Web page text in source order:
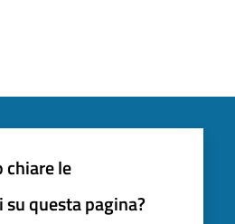
chiare le
questa pagina?